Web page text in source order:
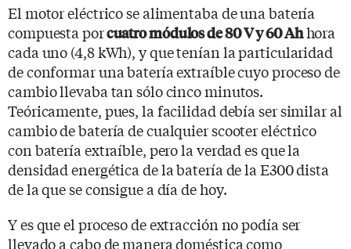
El motor eléctrico se alimentaba de una batería
compuesta porcuatro módulos de 80 V y 60 Ahhora
cada uno (4,8 kWh), y que tenían la particularidad
de conformar una batería extraíble cuyo proceso de
cambio llevaba tan sólo cinco minutos.
Teóricamente, pues, la facilidad debía ser similar al
cambio de batería de cualquier scooter eléctrico
con batería extraíble, pero la verdad es que la
densidad energética de la batería de la E300 dista
de la que se consigue a día de hoy.
Y es que el proceso de extracción no podía ser
llevado a cabo de manera doméstica como